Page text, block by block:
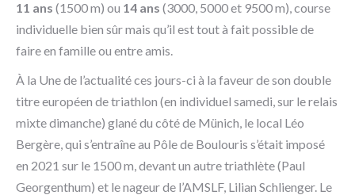
11 ans (1500 m) ou 14 ans (3000, 5000 et 9500 m), course
individuelle bien sûr mais qu’il est tout à fait possible de
faire en famille ou entre amis.
À la Une de l’actualité ces jours-ci à la faveur de son double
titre européen de triathlon (en individuel samedi, sur le relais
mixte dimanche) glané du côté de Münich, le local Léo
Bergère, qui s’entraîne au Pôle de Boulouris s’était imposé
en 2021 sur le 1500 m, devant un autre triathlète (Paul
Georgenthum) et le nageur de l’AMSLF, Lilian Schlienger. Le